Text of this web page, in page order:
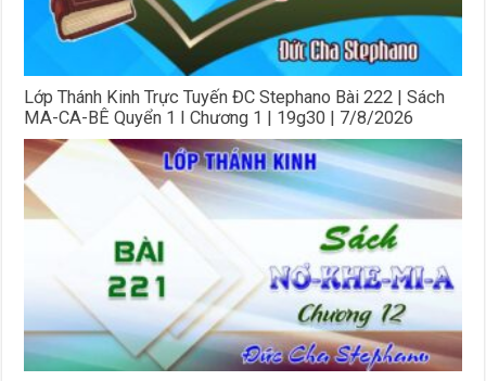
Lớp Thánh Kinh Trực Tuyến ĐC Stephano Bài 222 | Sách
MA-CA-BÊ Quyển 1 I Chương 1 | 19g30 | 7/8/2026